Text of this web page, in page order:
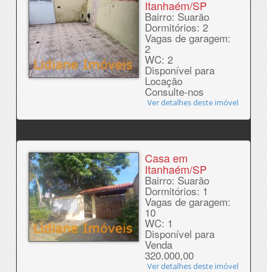
Itanhaém/SP
Bairro: Suarão
Dormitórios: 2
Vagas de garagem:
2
WC: 2
Disponível para
Locação
Consulte-nos
Ver detalhes deste imóvel
Casa em
Itanhaém/SP
Bairro: Suarão
Dormitórios: 1
Vagas de garagem:
10
WC: 1
Disponível para
Venda
320.000,00
Ver detalhes deste imóvel